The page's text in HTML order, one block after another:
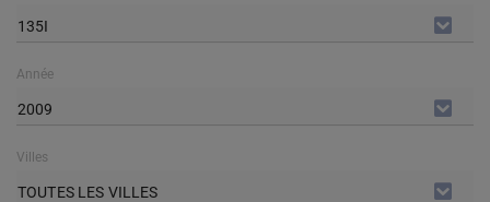
135I
Année
2009
Villes
TOUTES LES VILLES